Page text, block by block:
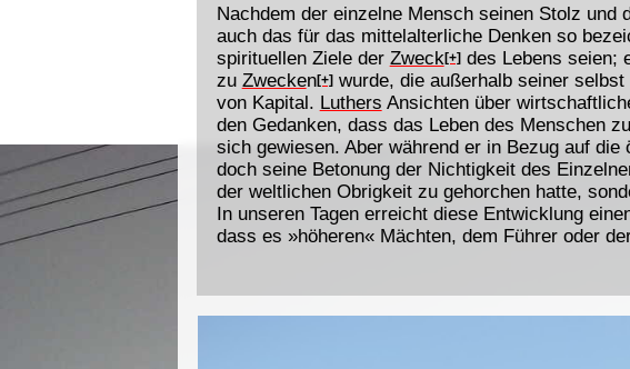
Nachdem der einzelne Mensch seinen Stolz
auch das für das mittelalterliche Denken so
spirituellen Ziele der Zweck [+]des Lebens seien;
zu Zwecken[+]wurde, die außerhalb seiner selbst
von Kapital. Luthers Ansichten über
den Gedanken, dass das Leben des Menschen
sich gewiesen. Aber während er in Bezug auf
doch seine Betonung der Nichtigkeit des
der weltlichen Obrigkeit zu gehorchen hatte,
In unseren Tagen erreicht diese Entwicklung
dass es »höheren« Mächten, dem Führer oder